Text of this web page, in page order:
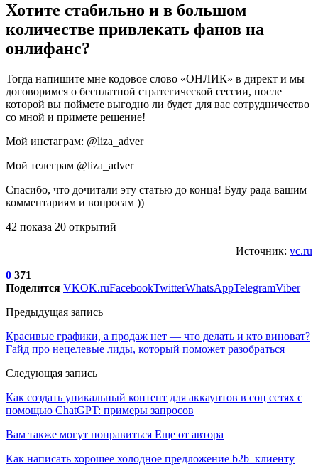
Хотите стабильно и в большом
количестве привлекать фанов на
онлифанс?
Тогда напишите мне кодовое слово «ОНЛИК» в директ и мы
договоримся о бесплатной стратегической сессии, после
которой вы поймете выгодно ли будет для вас сотрудничество
со мной и примете решение!
Мой инстаграм: @liza_adver
Мой телеграм @liza_adver
Спасибо, что дочитали эту статью до конца! Буду рада вашим
комментариям и вопросам ))
42 показа 20 открытий
Источник: vc.ru
0 371
Поделится VKOK.ruFacebookTwitterWhatsAppTelegramViber
Предыдущая запись
Красивые графики, а продаж нет — что делать и кто виноват?
Гайд про нецелевые лиды, который поможет разобраться
Следующая запись
Как создать уникальный контент для аккаунтов в соц сетях с
помощью ChatGPT: примеры запросов
Вам также могут понравиться Еще от автора
Как написать хорошее холодное предложение b2b–клиенту